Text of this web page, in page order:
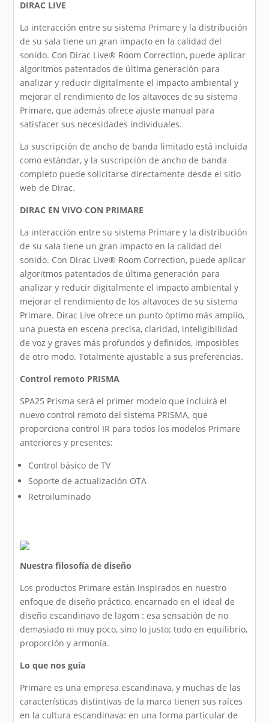
DIRAC LIVE
La interacción entre su sistema Primare y la distribución
de su sala tiene un gran impacto en la calidad del
sonido. Con Dirac Live® Room Correction, puede aplicar
algoritmos patentados de última generación para
analizar y reducir digitalmente el impacto ambiental y
mejorar el rendimiento de los altavoces de su sistema
Primare, que además ofrece ajuste manual para
satisfacer sus necesidades individuales.
La suscripción de ancho de banda limitado está incluida
como estándar, y la suscripción de ancho de banda
completo puede solicitarse directamente desde el sitio
web de Dirac.
DIRAC EN VIVO CON PRIMARE
La interacción entre su sistema Primare y la distribución
de su sala tiene un gran impacto en la calidad del
sonido. Con Dirac Live® Room Correction, puede aplicar
algoritmos patentados de última generación para
analizar y reducir digitalmente el impacto ambiental y
mejorar el rendimiento de los altavoces de su sistema
Primare. Dirac Live ofrece un punto óptimo más amplio,
una puesta en escena precisa, claridad, inteligibilidad
de voz y graves más profundos y definidos, imposibles
de otro modo. Totalmente ajustable a sus preferencias.
Control remoto PRISMA
SPA25 Prisma será el primer modelo que incluirá el
nuevo control remoto del sistema PRISMA, que
proporciona control IR para todos los modelos Primare
anteriores y presentes:
Control básico de TV
Soporte de actualización OTA
Retroiluminado
Nuestra filosofía de diseño
Los productos Primare están inspirados en nuestro
enfoque de diseño práctico, encarnado en el ideal de
diseño escandinavo de lagom : esa sensación de no
demasiado ni muy poco, sino lo justo; todo en equilibrio,
proporción y armonía.
Lo que nos guía
Primare es una empresa escandinava, y muchas de las
características distintivas de la marca tienen sus raíces
en la cultura escandinava: en una forma particular de